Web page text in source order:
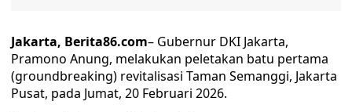
Jakarta, Berita86.com– Gubernur DKI Jakarta,
Pramono Anung, melakukan peletakan batu pertama
(groundbreaking) revitalisasi Taman Semanggi, Jakarta
Pusat, pada Jumat, 20 Februari 2026.